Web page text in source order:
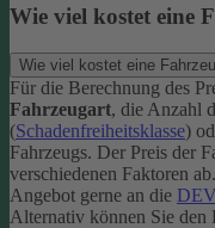
Wie viel kostet eine
Wie viel kostet eine
Für die Berechnung des
Fahrzeugart, die Anzahl
(Schadenfreiheitsklasse)
Fahrzeugs. Der Preis der
verschiedenen Faktoren
Angebot gerne an die
Alternativ können Sie den